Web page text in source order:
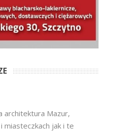
architektura Mazur,
miasteczkach jak i te